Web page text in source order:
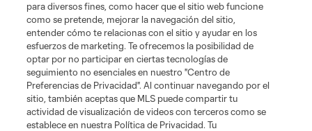
para diversos fines, como hacer que el sitio web funcione
como se pretende, mejorar la navegación del sitio,
entender cómo te relacionas con el sitio y ayudar en los
esfuerzos de marketing. Te ofrecemos la posibilidad de
optar por no participar en ciertas tecnologías de
seguimiento no esenciales en nuestro "Centro de
Preferencias de Privacidad". Al continuar navegando por el
sitio, también aceptas que MLS puede compartir tu
actividad de visualización de videos con terceros como se
establece en nuestra Política de Privacidad. Tu